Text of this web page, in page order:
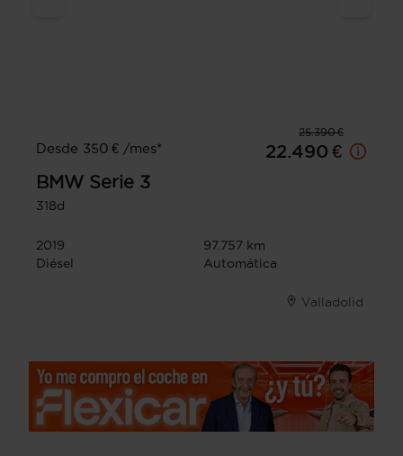
25.390 €
Desde 350 € /mes*
22.490 €
BMW Serie 3
318d
2019
97.757 km
Diésel
Automática
Valladolid